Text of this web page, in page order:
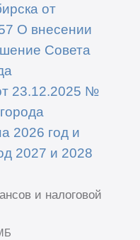
от
О внесении
Совета
23.12.2025 №
2026 год и
2027 и 2028
и налоговой